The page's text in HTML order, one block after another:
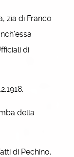
zia di Franco
di
della
di Pechino,